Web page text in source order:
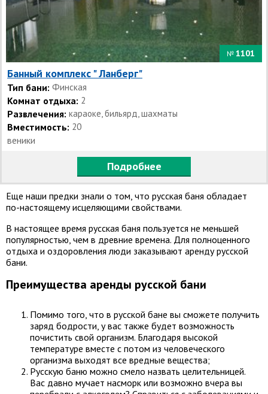
№ 1101
Банный комплекс " Ланберг"
Тип бани: Финская
Комнат отдыха: 2
Развлечения: караоке, бильярд, шахматы
Вместимость: 20
веники
Подробнее
Еще наши предки знали о том, что русская баня обладает
по-настоящему исцеляющими свойствами.
В настоящее время русская баня пользуется не меньшей
популярностью, чем в древние времена. Для полноценного
отдыха и оздоровления люди заказывают аренду русской
бани.
Преимущества аренды русской бани
Помимо того, что в русской бане вы сможете получить
заряд бодрости, у вас также будет возможность
почистить свой организм. Благодаря высокой
температуре вместе с потом из человеческого
организма выходят все вредные вещества;
Русскую баню можно смело назвать целительницей.
Вас давно мучает насморк или возможно вчера вы